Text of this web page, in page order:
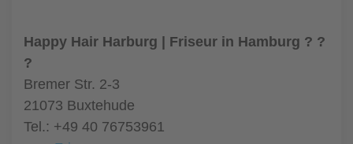
Happy Hair Harburg | Friseur in Hamburg ? ?
?
Bremer Str. 2-3
21073 Buxtehude
Tel.: +49 40 76753961